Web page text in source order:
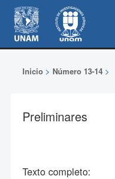
Inicio> Número 13-14>
Preliminares
Texto completo: